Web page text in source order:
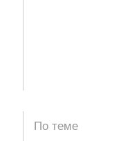
По теме